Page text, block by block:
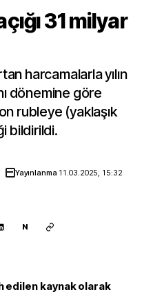
31 milyar
harcamalarla yılın
dönemine göre
rubleye (yaklaşık
bildirildi.
Yayınlanma 11.03.2025, 15:32
N
kaynak olarak